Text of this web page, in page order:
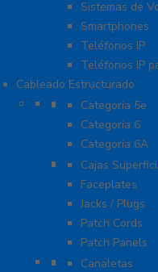
Sistemas de
Smartphones
Teléfonos IP
Teléfonos IP
Cableado Estructurado
Cable
Categoría 5e
Categoría 6
Categoría 6A
Cableado de
Cajas
Faceplates
Jacks / Plugs
Patch Cords
Patch Panels
Canalización
Canaletas